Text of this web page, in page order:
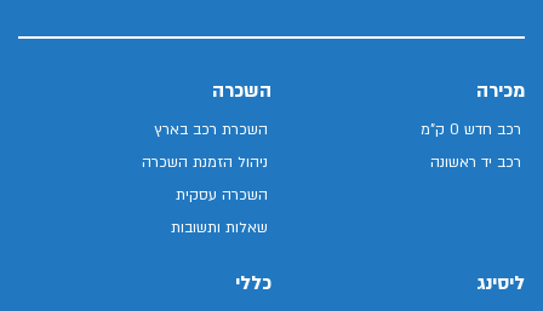
מכירה
רכב חדש 0 ק"מ
רכב יד ראשונה
השכרה
השכרת רכב בארץ
ניהול הזמנת השכרה
השכרה עסקית
שאלות ותשובות
ליסינג כללי